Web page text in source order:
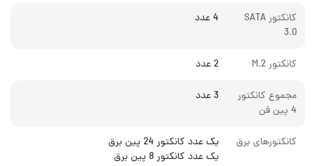
کانکتور SATA
3.0
4 عدد
کانکتور M.2 2 عدد
مجموع کانکتور
4 پین فن
3 عدد
کانکتورهای برق
یک عدد کانکتور 24 پین برق
یک عدد کانکتور 8 پین برق